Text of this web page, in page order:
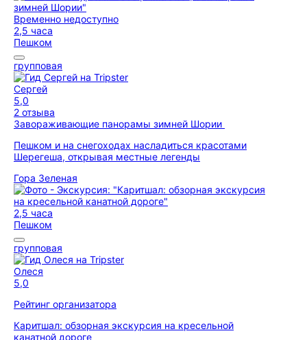
Временно недоступно
2,5 часа
Пешком
групповая
Сергей
5,0
2 отзыва
Завораживающие панорамы зимней Шории
Пешком и на снегоходах насладиться красотами
Шерегеша, открывая местные легенды
Гора Зеленая
2,5 часа
Пешком
групповая
Олеся
5,0
Рейтинг организатора
Каритшал: обзорная экскурсия на кресельной
канатной дороге